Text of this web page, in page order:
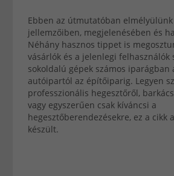
Ebben az útmutatóban elmélyülünk
jellemzőiben, megjelenésében és
Néhány hasznos tippet is
vásárlók és a jelenlegi felhasználók
sokoldalú gépek számos iparágban
autóipartól az építőiparig. Legyen
professzionális hegesztőről,
vagy egyszerűen csak kíváncsi a
hegesztőberendezésekre, ez a cikk
készült.